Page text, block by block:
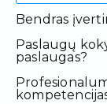
Bendras
Paslaugų
paslaugas?